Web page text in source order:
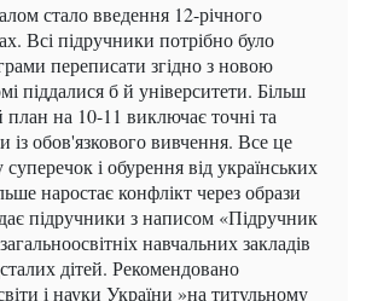
стало введення 12-річного
Всі підручники потрібно було
переписати згідно з новою
піддалися б й університети. Більш
план на 10-11 виключає точні та
із обов'язкового вивчення. Все це
і обурення від українських
наростає конфлікт через образи
підручники з написом «Підручник
навчальних закладів
дітей. Рекомендовано
і науки України »на титульному